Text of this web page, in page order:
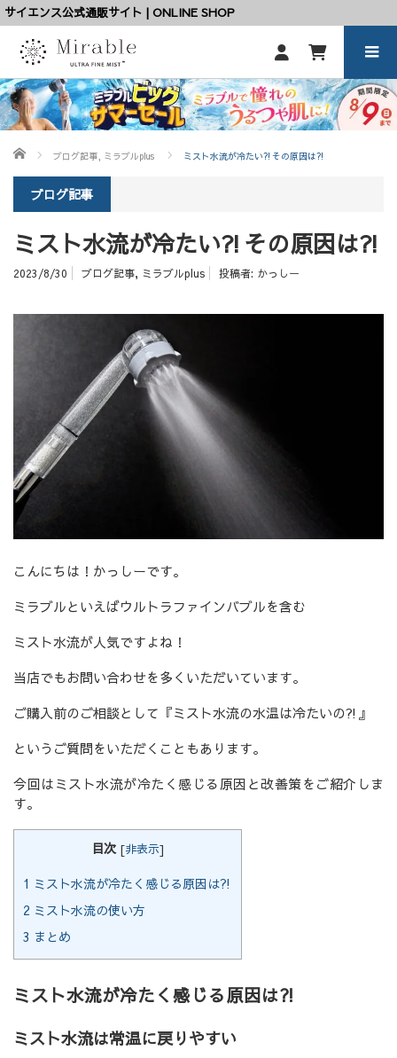
サイエンス公式通販サイト | ONLINE SHOP
ホーム ブログ記事, ミラブルplus ミスト水流が冷たい⁈その原因は⁈
ブログ記事
ミスト水流が冷たい⁈その原因は⁈
2023/8/30 ブログ記事, ミラブルplus 投稿者: かっしー
こんにちは！かっしーです。
ミラブルといえばウルトラファインバブルを含む
ミスト水流が人気ですよね！
当店でもお問い合わせを多くいただいています。
ご購入前のご相談として『ミスト水流の水温は冷たいの⁈』
というご質問をいただくこともあります。
今回はミスト水流が冷たく感じる原因と改善策をご紹介しま
す。
目次 [非表示]
1 ミスト水流が冷たく感じる原因は⁈
2 ミスト水流の使い方
3 まとめ
ミスト水流が冷たく感じる原因は⁈
ミスト水流は常温に戻りやすい